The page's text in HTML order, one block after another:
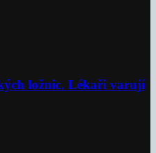
ložnic. Lékaři varují